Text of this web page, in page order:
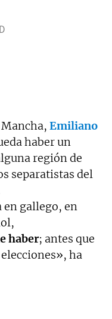
Emiliano
haber un
región de
separatistas del
gallego, en
haber; antes que
ha